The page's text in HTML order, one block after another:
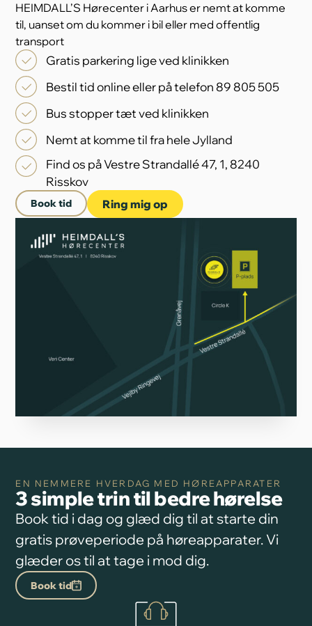
HEIMDALL’S Hørecenter i Aarhus er nemt at komme
til, uanset om du kommer i bil eller med offentlig
transport
Gratis parkering lige ved klinikken
Bestil tid online eller på telefon 89 805 505
Bus stopper tæt ved klinikken
Nemt at komme til fra hele Jylland
Find os på Vestre Strandallé 47, 1, 8240
Risskov
Book tid Ring mig op
EN NEMMERE HVERDAG MED HØREAPPARATER
3 simple trin til bedre hørelse
Book tid i dag og glæd dig til at starte din
gratis prøveperiode på høreapparater. Vi
glæder os til at tage i mod dig.
Book tid